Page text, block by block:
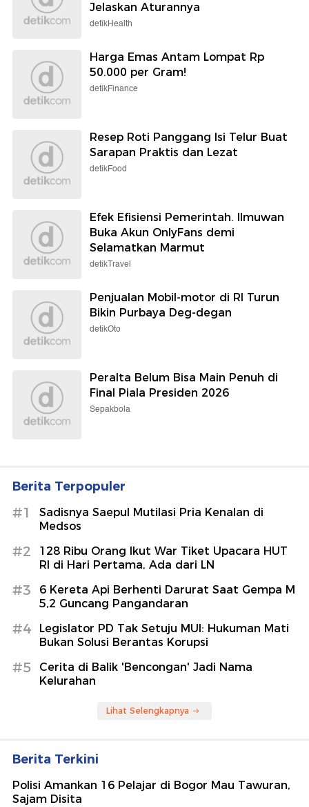
Jelaskan Aturannya
detikHealth
Harga Emas Antam Lompat Rp
50.000 per Gram!
detikFinance
Resep Roti Panggang Isi Telur Buat
Sarapan Praktis dan Lezat
detikFood
Efek Efisiensi Pemerintah. Ilmuwan
Buka Akun OnlyFans demi
Selamatkan Marmut
detikTravel
Penjualan Mobil-motor di RI Turun
Bikin Purbaya Deg-degan
detikOto
Peralta Belum Bisa Main Penuh di
Final Piala Presiden 2026
Sepakbola
Berita Terpopuler
#1
Sadisnya Saepul Mutilasi Pria Kenalan di
Medsos
#2
128 Ribu Orang Ikut War Tiket Upacara HUT
RI di Hari Pertama, Ada dari LN
#3
6 Kereta Api Berhenti Darurat Saat Gempa M
5,2 Guncang Pangandaran
#4
Legislator PD Tak Setuju MUI: Hukuman Mati
Bukan Solusi Berantas Korupsi
#5
Cerita di Balik 'Bencongan' Jadi Nama
Kelurahan
Lihat Selengkapnya
Berita Terkini
Polisi Amankan 16 Pelajar di Bogor Mau Tawuran,
Sajam Disita